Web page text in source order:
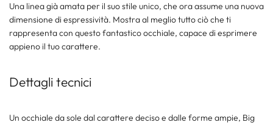
Una linea già amata per il suo stile unico, che ora assume una nuova
dimensione di espressività. Mostra al meglio tutto ciò che ti
rappresenta con questo fantastico occhiale, capace di esprimere
appieno il tuo carattere.
Dettagli tecnici
Un occhiale da sole dal carattere deciso e dalle forme ampie, Big